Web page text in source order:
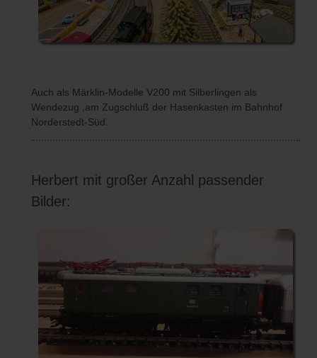
Auch als Märklin-Modelle V200 mit Silberlingen als
Wendezug ,am Zugschluß der Hasenkasten im Bahnhof
Norderstedt-Süd.
Herbert mit großer Anzahl passender
Bilder: